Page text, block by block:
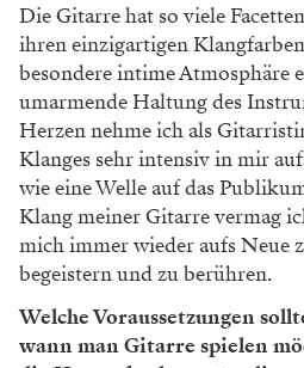
Die Gitarre hat so viele
ihren einzigartigen
besondere intime Atmosphäre
umarmende Haltung des
Herzen nehme ich als
Klanges sehr intensiv in mir
wie eine Welle auf das
Klang meiner Gitarre vermag
mich immer wieder aufs Neue
begeistern und zu berühren.
Welche Voraussetzungen
wann man Gitarre spielen